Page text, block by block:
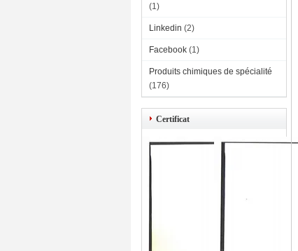
(1)
Linkedin (2)
Facebook (1)
Produits chimiques de spécialité
(176)
Certificat